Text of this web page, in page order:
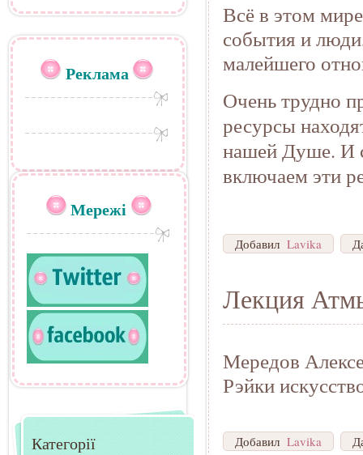
Всё в этом
события и
малейшего
Очень трудно
ресурсы
нашей Душе. И
включаем эти
Добавил Lavika
Лекция
Мередов
Рэйки
Добавил Lavika
Реклама
Мережі
Категорії